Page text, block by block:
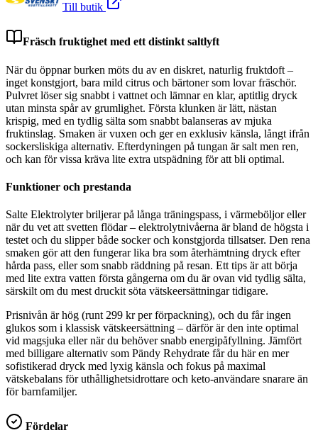
Till butik
Fräsch fruktighet med ett distinkt saltlyft
När du öppnar burken möts du av en diskret, naturlig fruktdoft –
inget konstgjort, bara mild citrus och bärtoner som lovar fräschör.
Pulvret löser sig snabbt i vattnet och lämnar en klar, aptitlig dryck
utan minsta spår av grumlighet. Första klunken är lätt, nästan
krispig, med en tydlig sälta som snabbt balanseras av mjuka
fruktinslag. Smaken är vuxen och ger en exklusiv känsla, långt ifrån
sockersliskiga alternativ. Efterdyningen på tungan är salt men ren,
och kan för vissa kräva lite extra utspädning för att bli optimal.
Funktioner och prestanda
Salte Elektrolyter briljerar på långa träningspass, i värmeböljor eller
när du vet att svetten flödar – elektrolytnivåerna är bland de högsta i
testet och du slipper både socker och konstgjorda tillsatser. Den rena
smaken gör att den fungerar lika bra som återhämtning dryck efter
hårda pass, eller som snabb räddning på resan. Ett tips är att börja
med lite extra vatten första gångerna om du är ovan vid tydlig sälta,
särskilt om du mest druckit söta vätskeersättningar tidigare.
Prisnivån är hög (runt 299 kr per förpackning), och du får ingen
glukos som i klassisk vätskeersättning – därför är den inte optimal
vid magsjuka eller när du behöver snabb energipåfyllning. Jämfört
med billigare alternativ som Pändy Rehydrate får du här en mer
sofistikerad dryck med lyxig känsla och fokus på maximal
vätskebalans för uthållighetsidrottare och keto-användare snarare än
för barnfamiljer.
Fördelar